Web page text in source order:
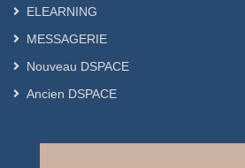
ELEARNING
MESSAGERIE
Nouveau DSPACE
Ancien DSPACE